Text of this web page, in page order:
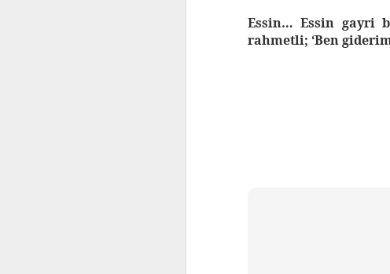
Essin… Essin gayri
rahmetli; ‘Ben